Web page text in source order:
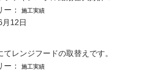
ー：
施工実績
12日
てレンジフードの取替えです。
ー：
施工実績